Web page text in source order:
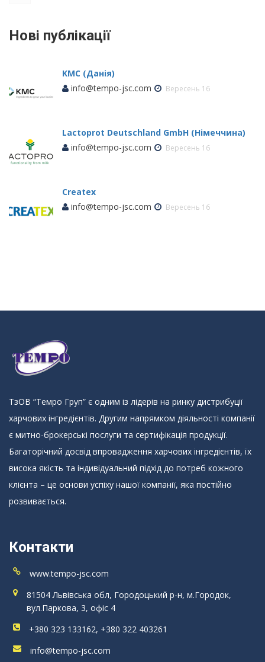
Нові публікації
KMC (Данія)
info@tempo-jsc.com
Вересень 16
Lactoprot Deutschland GmbH (Німеччина)
info@tempo-jsc.com
Вересень 16
Createx
info@tempo-jsc.com
Вересень 16
ТзОВ “Темро Груп” є одним із лідерів на ринку дистрибуції
харчових інгредієнтів. Другим напрямком діяльності компанії
є митно-брокерські послуги та сертифікація продукції.
Багаторічний досвід впровадження харчових інгредієнтів, їх
висока якість та індивідуальний підхід до потреб кожного
клієнта – це основи успіху нашої компанії, яка постійно
розвивається.
Контакти
www.tempo-jsc.com
81504 Львівська обл, Городоцький р-н, м.Городок,
вул.Паркова, 3, офіс 4
+380 323 133162, +380 322 403261
info@tempo-jsc.com